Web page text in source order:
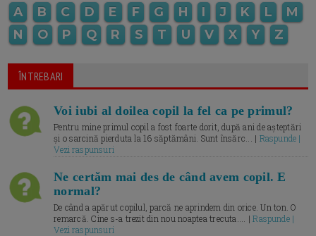
A B C D E F G H I J K L
M
N
O P Q R S T U V X Y Z
ÎNTREBARI
Voi iubi al doilea copil la fel ca pe primul?
Pentru mine primul copil a fost foarte dorit, după ani de așteptări
și o sarcină pierduta la 16 săptămâni. Sunt însărc... | Raspunde |
Vezi raspunsuri
Ne certăm mai des de când avem copil. E
normal?
De când a apărut copilul, parcă ne aprindem din orice. Un ton. O
remarcă. Cine s-a trezit din nou noaptea trecuta.... |Raspunde |
Vezi raspunsuri